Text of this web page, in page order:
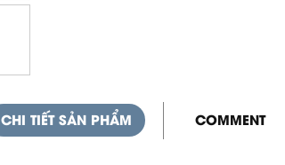
CHI TIẾT SẢN PHẨM COMMENT